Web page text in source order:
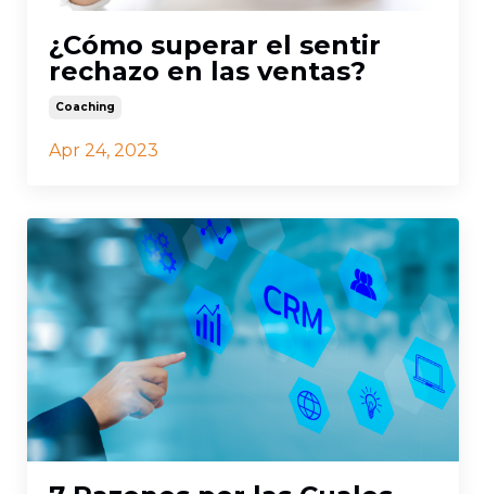
¿Cómo superar el sentir
rechazo en las ventas?
Coaching
Apr 24, 2023